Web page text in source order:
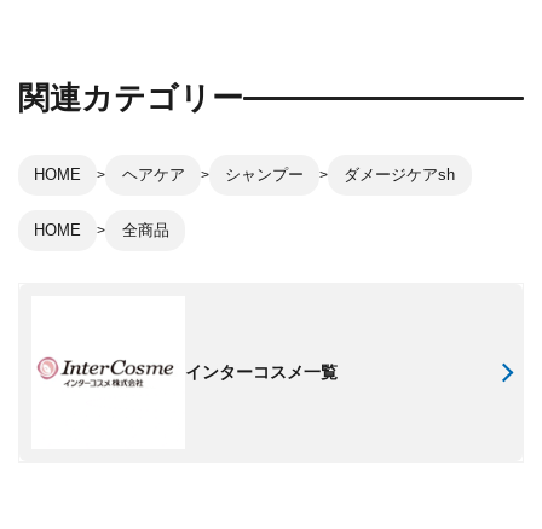
関連カテゴリー
HOME ヘアケア シャンプー ダメージケアsh
HOME 全商品
インターコスメ一覧